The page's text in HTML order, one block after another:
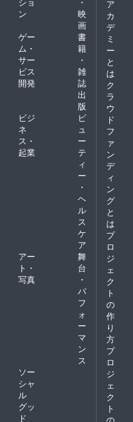
ン
映
画
ゲー
ム・
サー
ビス
開発
書
籍
・
雑
誌
出
版
ビジ
ネ
ス・
起業
ビ
ュ
ー
テ
ィ
ー
・
ヘ
ル
ス
ケ
ア
アー
ト・
写真
舞
台
・
パ
フ
ォ
ー
マ
ン
ス
ソー
シャ
ル
グッ
ド
ア
カ
デ
ミ
ー
と
は
ク
ラ
ウ
ド
フ
ァ
ン
デ
ィ
ン
グ
と
は
プ
ロ
ジ
ェ
ク
ト
の
作
り
方
プ
ロ
ジ
ェ
ク
ト
の